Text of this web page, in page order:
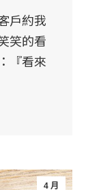
戶約我
笑的看
『看來
4 月